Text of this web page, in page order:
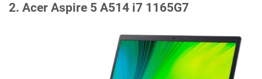
2. Acer Aspire 5 A514 i7 1165G7